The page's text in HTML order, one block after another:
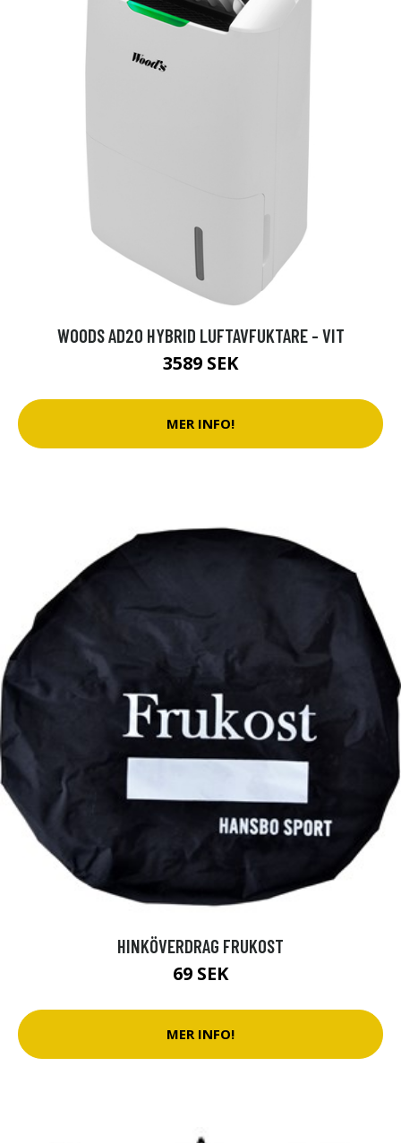
WOODS AD20 HYBRID LUFTAVFUKTARE - VIT
3589 SEK
MER INFO!
HINKÖVERDRAG FRUKOST
69 SEK
MER INFO!